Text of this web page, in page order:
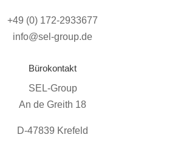
+49 (0) 172-2933677
info@sel-group.de
Bürokontakt
SEL-Group
An de Greith 18
D-47839 Krefeld